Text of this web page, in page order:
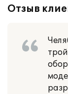
Отзыв